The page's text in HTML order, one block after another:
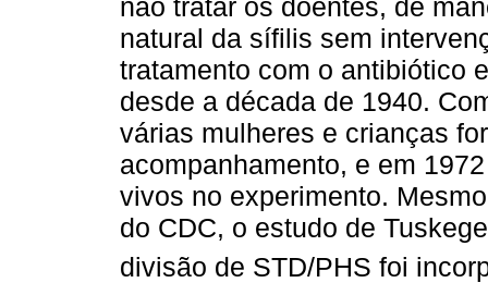
natural da sífilis sem
tratamento com o antibiótico
desde a década de 1940.
várias mulheres e crianças
acompanhamento, e em
vivos no experimento.
do CDC, o estudo de
divisão de STD/PHS foi